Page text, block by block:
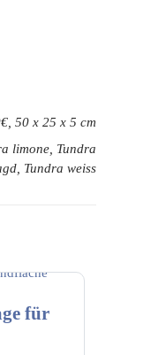
50 x 25 x 5 cm
limone, Tundra
Tundra weiss
für